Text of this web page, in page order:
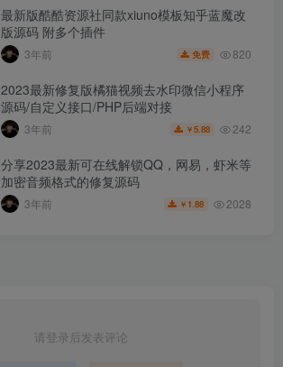
最新版酷酷资源社同款xiuno模板知乎蓝魔改
版源码 附多个插件
3年前 免费 820
2023最新修复版橘猫视频去水印微信小程序
源码/自定义接口/PHP后端对接
3年前 ￥5.88 242
分享2023最新可在线解锁QQ，网易，虾米等
加密音频格式的修复源码
3年前 ￥ 1.88 2028
请登录后发表评论